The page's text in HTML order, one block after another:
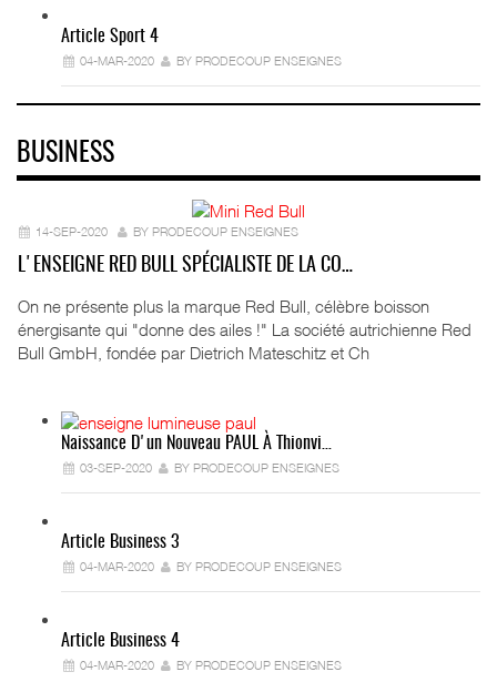
Article Sport 4
04-MAR-2020 BY PRODECOUP ENSEIGNES
BUSINESS
14-SEP-2020 BY PRODECOUP ENSEIGNES
L'ENSEIGNE RED BULL SPÉCIALISTE DE LA CO…
On ne présente plus la marque Red Bull, célèbre boisson
énergisante qui "donne des ailes !" La société autrichienne Red
Bull GmbH, fondée par Dietrich Mateschitz et Ch
Naissance D'un Nouveau PAUL À Thionvi…
03-SEP-2020 BY PRODECOUP ENSEIGNES
Article Business 3
04-MAR-2020 BY PRODECOUP ENSEIGNES
Article Business 4
04-MAR-2020 BY PRODECOUP ENSEIGNES